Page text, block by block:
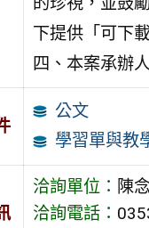
下提供「可下
四、本案承辦
公文
學習單與教
洽詢單位： 陳
洽詢電話：